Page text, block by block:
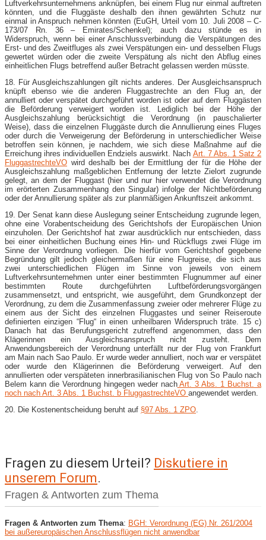
Luftverkehrsunternehmens anknüpfen, bei einem Flug nur einmal auftreten
könnten, und die Fluggäste deshalb den ihnen gewährten Schutz nur
einmal in Anspruch nehmen könnten (EuGH, Urteil vom 10. Juli 2008 – C-
173/07 Rn. 36 – Emirates/Schenkel); auch dazu stünde es in
Widerspruch, wenn bei einer Anschlussverbindung die Verspätungen des
Erst- und des Zweitfluges als zwei Verspätungen ein- und desselben Flugs
gewertet würden oder die zweite Verspätung als nicht den Abflug eines
einheitlichen Flugs betreffend außer Betracht gelassen werden müsste.
18. Für Ausgleichszahlungen gilt nichts anderes. Der Ausgleichsanspruch
knüpft ebenso wie die anderen Fluggastrechte an den Flug an, der
annulliert oder verspätet durchgeführt worden ist oder auf dem Fluggästen
die Beförderung verweigert worden ist. Lediglich bei der Höhe der
Ausgleichszahlung berücksichtigt die Verordnung (in pauschalierter
Weise), dass die einzelnen Fluggäste durch die Annullierung eines Fluges
oder durch die Verweigerung der Beförderung in unterschiedlicher Weise
betroffen sein können, je nachdem, wie sich diese Maßnahme auf die
Erreichung ihres individuellen Endziels auswirkt. Nach Art. 7 Abs. 1 Satz 2
FluggastrechteVO wird deshalb bei der Ermittlung der für die Höhe der
Ausgleichszahlung maßgeblichen Entfernung der letzte Zielort zugrunde
gelegt, an dem der Fluggast (hier und nur hier verwendet die Verordnung
im erörterten Zusammenhang den Singular) infolge der Nichtbeförderung
oder der Annullierung später als zur planmäßigen Ankunftszeit ankommt.
19. Der Senat kann diese Auslegung seiner Entscheidung zugrunde legen,
ohne eine Vorabentscheidung des Gerichtshofs der Europäischen Union
einzuholen. Der Gerichtshof hat zwar ausdrücklich nur entschieden, dass
bei einer einheitlichen Buchung eines Hin- und Rückflugs zwei Flüge im
Sinne der Verordnung vorliegen. Die hierfür vom Gerichtshof gegebene
Begründung gilt jedoch gleichermaßen für eine Flugreise, die sich aus
zwei unterschiedlichen Flügen im Sinne von jeweils von einem
Luftverkehrsunternehmen unter einer bestimmten Flugnummer auf einer
bestimmten Route durchgeführten Luftbeförderungsvorgängen
zusammensetzt, und entspricht, wie ausgeführt, dem Grundkonzept der
Verordnung, zu dem die Zusammenfassung zweier oder mehrerer Flüge zu
einem aus der Sicht des einzelnen Fluggastes und seiner Reiseroute
definierten einzigen “Flug“ in einen unheilbaren Widerspruch träte. 15 c)
Danach hat das Berufungsgericht zutreffend angenommen, dass den
Klägerinnen ein Ausgleichsanspruch nicht zusteht. Dem
Anwendungsbereich der Verordnung unterfällt nur der Flug von Frankfurt
am Main nach Sao Paulo. Er wurde weder annulliert, noch war er verspätet
oder wurde den Klägerinnen die Beförderung verweigert. Auf den
annullierten oder verspäteten innerbrasilianischen Flug von So Paulo nach
Belem kann die Verordnung hingegen weder nachArt. 3 Abs. 1 Buchst. a
noch nach Art. 3 Abs. 1 Buchst. b FluggastrechteVO angewendet werden.
20. Die Kostenentscheidung beruht auf §97 Abs. 1 ZPO
Fragen zu diesem Urteil? Diskutiere in
unserem Forum.
Fragen & Antworten zum Thema
Fragen & Antworten zum Thema: BGH: Verordnung (EG) Nr. 261/2004
bei außereuropäischen Anschlussflügen nicht anwendbar